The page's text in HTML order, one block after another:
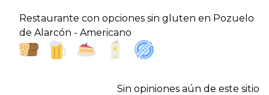
Restaurante con opciones sin gluten en Pozuelo
de Alarcón - Americano
Sin opiniones aún de este sitio